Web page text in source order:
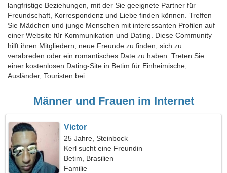
langfristige Beziehungen, mit der Sie geeignete Partner für
Freundschaft, Korrespondenz und Liebe finden können. Treffen
Sie Mädchen und junge Menschen mit interessanten Profilen auf
einer Website für Kommunikation und Dating. Diese Community
hilft ihren Mitgliedern, neue Freunde zu finden, sich zu
verabreden oder ein romantisches Date zu haben. Treten Sie
einer kostenlosen Dating-Site in Betim für Einheimische,
Ausländer, Touristen bei.
Männer und Frauen im Internet
Victor
25 Jahre, Steinbock
Kerl sucht eine Freundin
Betim, Brasilien
Familie